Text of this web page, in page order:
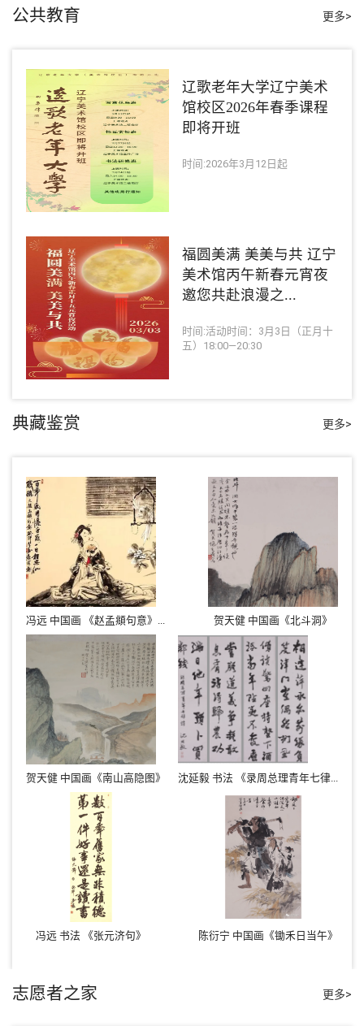
公共教育 更多>
辽歌老年大学辽宁美术
馆校区2026年春季课程
即将开班
时间:2026年3月12日起
福圆美满 美美与共 辽宁
美术馆丙午新春元宵夜
邀您共赴浪漫之...
时间:活动时间：3月3日（正月十
五）18:00—20:30
典藏鉴赏 更多>
冯远 中国画 《赵孟頫句意》... 贺天健 中国画《北斗洞》
贺天健 中国画《南山高隐图》 沈延毅 书法 《录周总理青年七律...
冯远 书法 《张元济句》 陈衍宁 中国画《锄禾日当午》
志愿者之家 更多>